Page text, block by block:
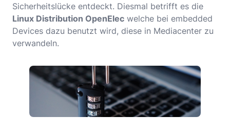
Sicherheitslücke entdeckt. Diesmal betrifft es die
Linux Distribution OpenElec welche bei embedded
Devices dazu benutzt wird, diese in Mediacenter zu
verwandeln.